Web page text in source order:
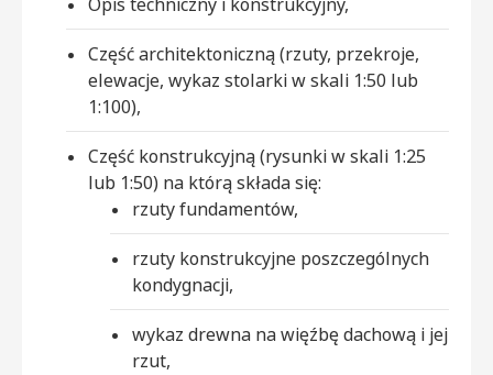
Część architektoniczną (rzuty, przekroje,
elewacje, wykaz stolarki w skali 1:50 lub
1:100),
Część konstrukcyjną (rysunki w skali 1:25
lub 1:50) na którą składa się:
rzuty fundamentów,
rzuty konstrukcyjne poszczególnych
kondygnacji,
wykaz drewna na więźbę dachową i jej
rzut,